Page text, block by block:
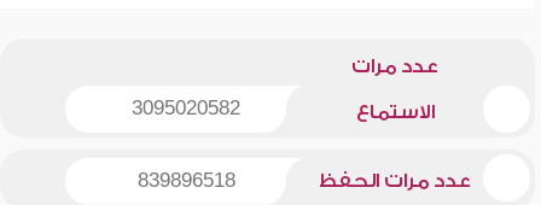
عدد مرات
الاستماع 3095020582
عدد مرات الحفظ 839896518